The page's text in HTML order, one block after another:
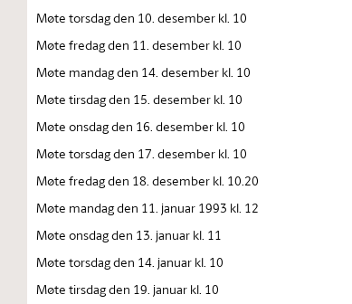
Møte torsdag den 10. desember kl. 10
Møte fredag den 11. desember kl. 10
Møte mandag den 14. desember kl. 10
Møte tirsdag den 15. desember kl. 10
Møte onsdag den 16. desember kl. 10
Møte torsdag den 17. desember kl. 10
Møte fredag den 18. desember kl. 10.20
Møte mandag den 11. januar 1993 kl. 12
Møte onsdag den 13. januar kl. 11
Møte torsdag den 14. januar kl. 10
Møte tirsdag den 19. januar kl. 10